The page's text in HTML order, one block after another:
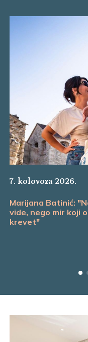
7. kolovoza 2026.
Marijana Batinić:
vide, nego mir koji
krevet"